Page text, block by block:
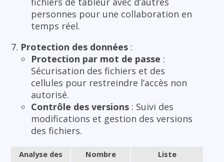
personnes pour une collaboration en
temps réel.
Protection des données :
Protection par mot de passe :
Sécurisation des fichiers et des
cellules pour restreindre l’accès non
autorisé.
Contrôle des versions : Suivi des
modifications et gestion des versions
des fichiers.
Analyse des
Nombre
Liste